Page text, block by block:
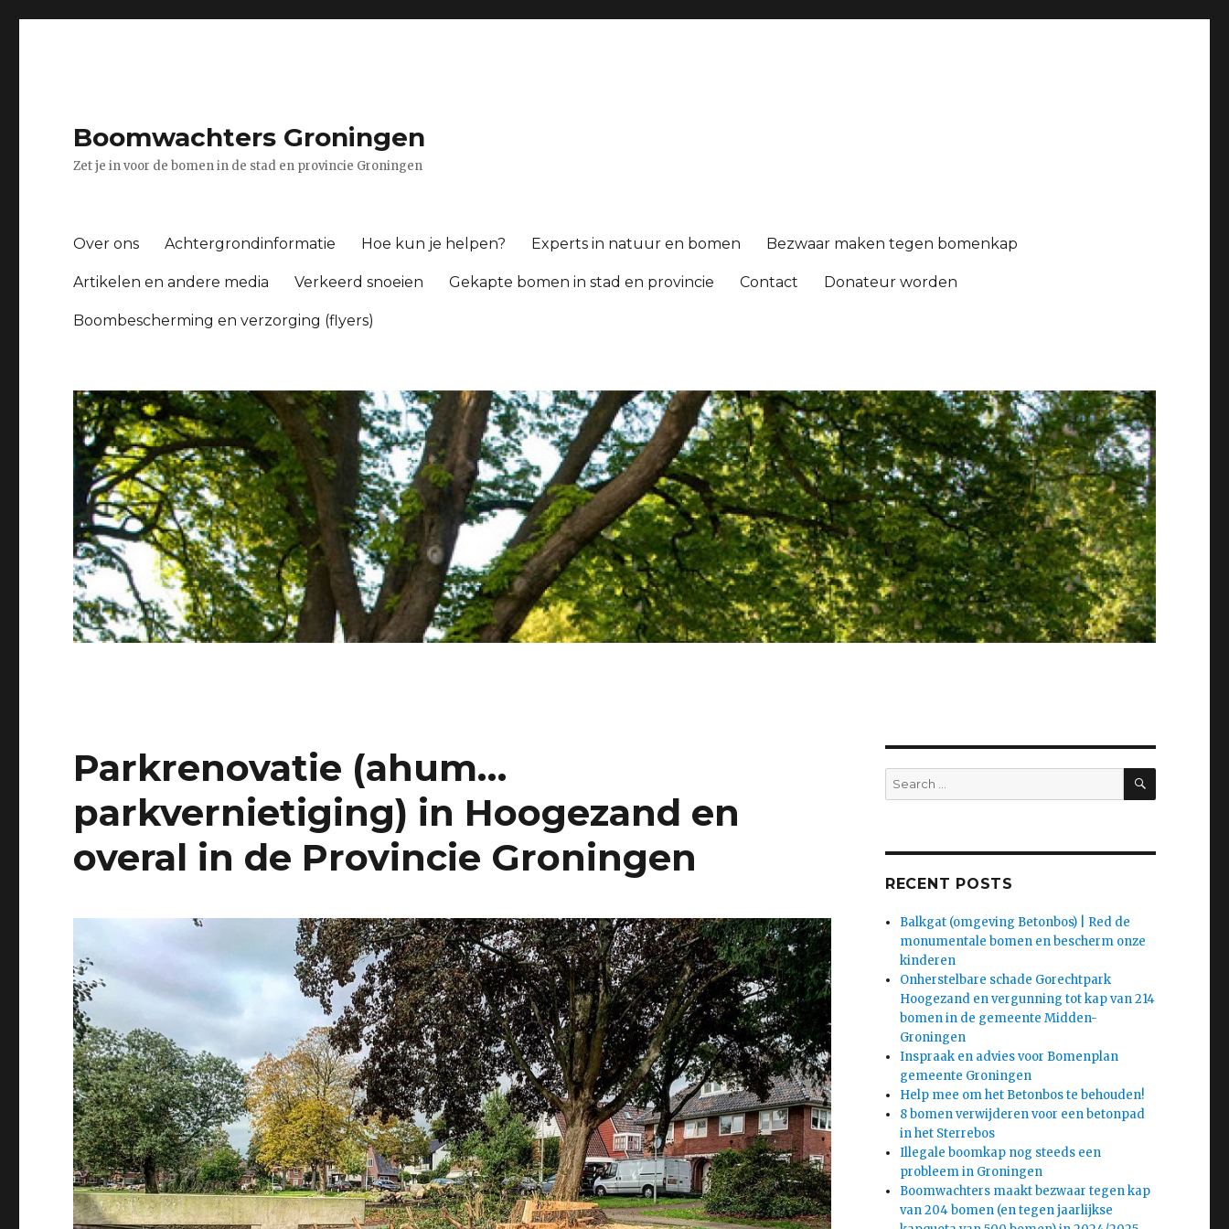
Boomwachters Groningen
Zet je in voor de bomen in de stad en provincie Groningen
Over ons Achtergrondinformatie Hoe kun je helpen? Experts in natuur en bomen Bezwaar maken tegen bomenkap
Artikelen en andere media Verkeerd snoeien Gekapte bomen in stad en provincie Contact Donateur worden
Boombescherming en verzorging (flyers)
Parkrenovatie (ahum…
parkvernietiging) in Hoogezand en
overal in de Provincie Groningen
Search
for:
SEARCH
RECENT POSTS
Balkgat (omgeving Betonbos) | Red de
monumentale bomen en bescherm onze
kinderen
Onherstelbare schade Gorechtpark
Hoogezand en vergunning tot kap van 214
bomen in de gemeente Midden-
Groningen
Inspraak en advies voor Bomenplan
gemeente Groningen
Help mee om het Betonbos te behouden!
8 bomen verwijderen voor een betonpad
in het Sterrebos
Illegale boomkap nog steeds een
probleem in Groningen
Boomwachters maakt bezwaar tegen kap
van 204 bomen (en tegen jaarlijkse